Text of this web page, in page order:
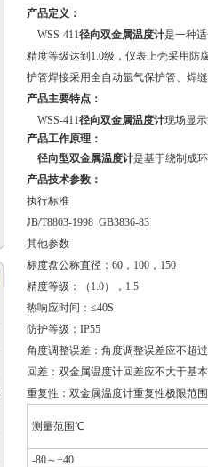
产品定义：
WSS-411径向双金属温度计是一种
精度等级达到1.0级，仪表上壳采用
护管焊接采用全自动氩气保护管、焊
产品主要特点：
WSS-411径向双金属温度计现场显
产品工作原理：
径向型双金属温度计是基于绕制成
产品技术参数：
执行标准
JB/T8803-1998 GB3836-83
其他参数
标度盘公称直径：60，100，150
精度等级：（1.0），1.5
热响应时间：≤40S
防护等级：IP55
角度调整误差：角度调整误差应不超
回差：双金属温度计回差应不大于基
重复性：双金属温度计重复性极限范
测量范围℃
-80～+40